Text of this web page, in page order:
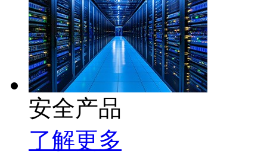
安全产品
了解更多